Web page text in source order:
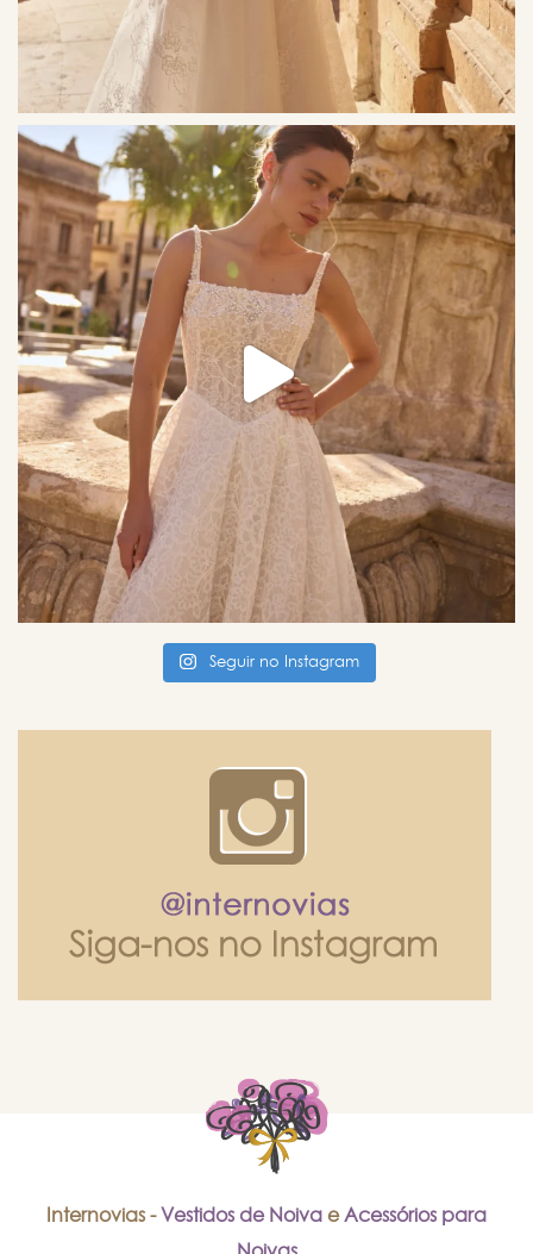
Seguir no Instagram
Internovias - Vestidos de Noiva e Acessórios para